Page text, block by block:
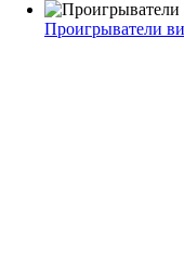
Проигрыватели